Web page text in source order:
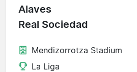
Alaves
Real Sociedad
Mendizorrotza Stadium
La Liga